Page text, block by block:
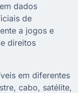
dados
de
a jogos e
direitos
em diferentes
cabo, satélite,